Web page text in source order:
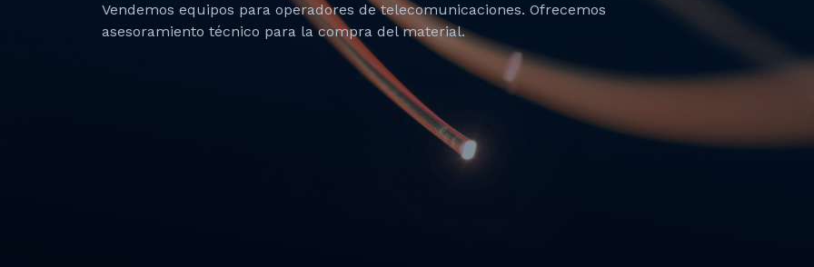
Vendemos equipos para operadores de telecomunicaciones. Ofrecemos
asesoramiento técnico para la compra del material.